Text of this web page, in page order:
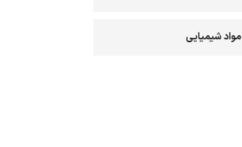
مواد شیمیایی